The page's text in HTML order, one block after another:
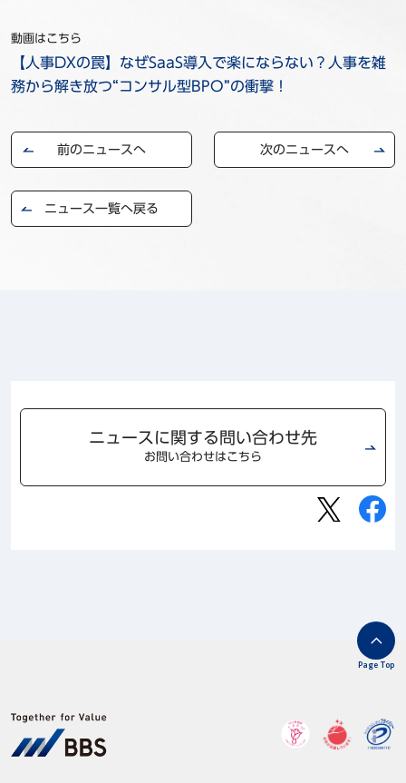
動画はこちら
【人事DXの罠】なぜSaaS導入で楽にならない？人事を雑
務から解き放つ“コンサル型BPO”の衝撃！
前のニュースへ 次のニュースへ
ニュース一覧へ戻る
ニュースに関する問い合わせ先
お問い合わせはこちら
Page Top